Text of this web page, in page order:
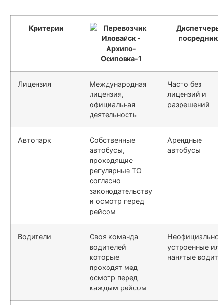
Критерии
Лицензия
Международная
лицензия,
официальная
деятельность
Часто без
лицензий и
разрешений
Автопарк
Собственные
автобусы,
проходящие
регулярные ТО
согласно
законодательству
и осмотр перед
рейсом
Арендные
автобусы
Водители
Своя команда
водителей,
которые
проходят мед
осмотр перед
каждым рейсом
устроенные
нанятые